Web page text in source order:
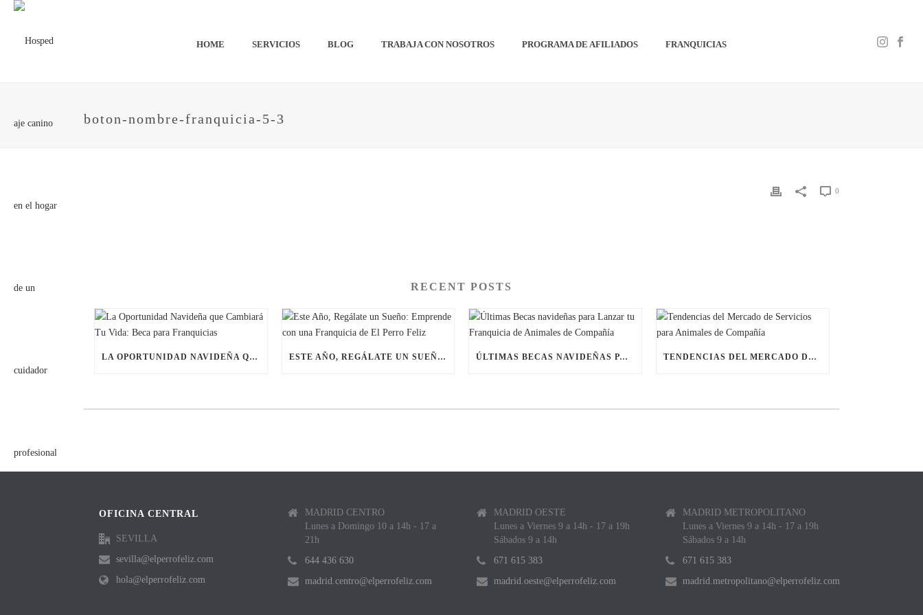
HOME SERVICIOS BLOG TRABAJA CON NOSOTROS PROGRAMA DE AFILIADOS FRANQUICIAS
boton-nombre-franquicia-5-3
0
RECENT POSTS
LA OPORTUNIDAD NAVIDEÑA QUE CAMBIARÁ TU VIDA: BECA PARA FRANQUICIAS ESTE AÑO, REGÁLATE UN SUEÑO: EMPRENDE CON UNA FRANQUICIA DE EL PERRO FELIZ ÚLTIMAS BECAS NAVIDEÑAS PARA LANZAR TU FRANQUICIA DE ANIMALES DE COMPAÑÍA TENDENCIAS DEL MERCADO DE SERVICIOS PARA ANIMALES DE COMPAÑÍA
OFICINA CENTRAL
SEVILLA
sevilla@elperrofeliz.com
hola@elperrofeliz.com
MADRID CENTRO
Lunes a Domingo 10 a 14h - 17 a
21h
644 436 630
madrid.centro@elperrofeliz.com
MADRID OESTE
Lunes a Viernes 9 a 14h - 17 a 19h
Sábados 9 a 14h
671 615 383
madrid.oeste@elperrofeliz.com
MADRID METROPOLITANO
Lunes a Viernes 9 a 14h - 17 a 19h
Sábados 9 a 14h
671 615 383
madrid.metropolitano@elperrofeliz.com